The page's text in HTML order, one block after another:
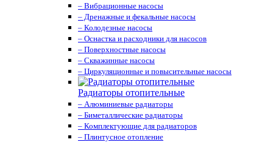
– Вибрационные насосы
– Дренажные и фекальные насосы
– Колодезные насосы
– Оснастка и расходники для насосов
– Поверхностные насосы
– Скважинные насосы
– Циркуляционные и повысительные насосы
Радиаторы отопительные
– Алюминиевые радиаторы
– Биметаллические радиаторы
– Комплектующие для радиаторов
– Плинтусное отопление